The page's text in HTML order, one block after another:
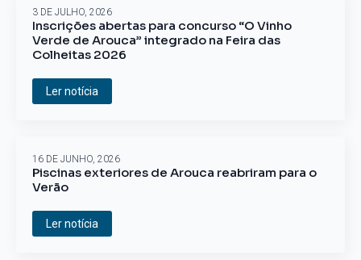
Inscrições abertas para concurso “O Vinho
Verde de Arouca” integrado na Feira das
Colheitas 2026
3 DE JULHO, 2026
Ler notícia
Piscinas exteriores de Arouca reabriram para o
Verão
16 DE JUNHO, 2026
Ler notícia